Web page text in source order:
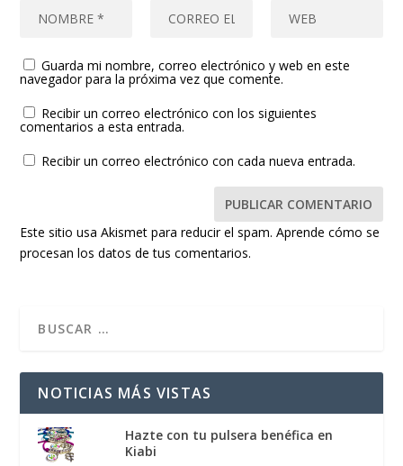
Guarda mi nombre, correo electrónico y web en este
navegador para la próxima vez que comente.
Recibir un correo electrónico con los siguientes
comentarios a esta entrada.
Recibir un correo electrónico con cada nueva entrada.
Este sitio usa Akismet para reducir el spam.Aprende cómo se
procesan los datos de tus comentarios.
NOTICIAS MÁS VISTAS
Hazte con tu pulsera benéfica en
Kiabi